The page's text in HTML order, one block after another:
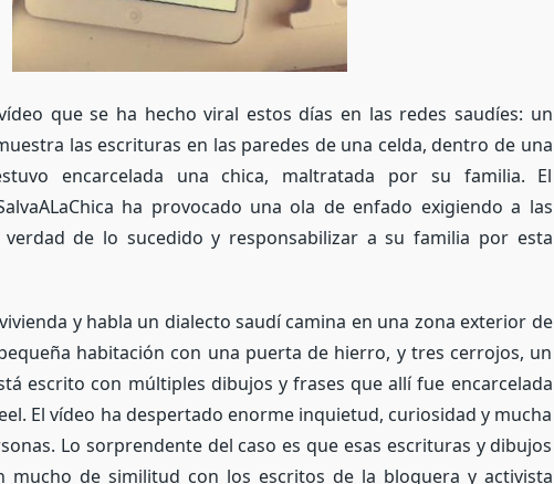
que se ha hecho viral estos días en las redes saudíes: un
las escrituras en las paredes de una celda, dentro de una
encarcelada una chica, maltratada por su familia. El
ha provocado una ola de enfado exigiendo a las
de lo sucedido y responsabilizar a su familia por esta
y habla un dialecto saudí camina en una zona exterior de
habitación con una puerta de hierro, y tres cerrojos, un
escrito con múltiples dibujos y frases que allí fue encarcelada
El vídeo ha despertado enorme inquietud, curiosidad y mucha
Lo sorprendente del caso es que esas escrituras y dibujos
mucho de similitud con los escritos de la bloguera y activista